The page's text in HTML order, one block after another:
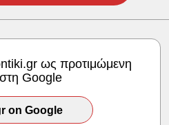
ως προτιμώμενη
Google
on Google